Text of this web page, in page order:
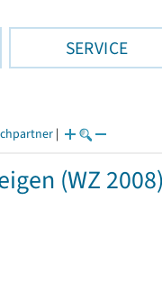
SERVICE
|
(WZ